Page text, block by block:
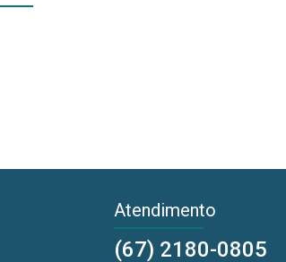
Atendimento
(67) 2180-0805